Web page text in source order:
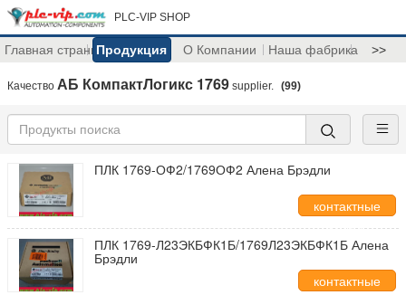
PLC-VIP SHOP
Главная страницаПродукция О Компании Наша фабрика >>
Качество АБ КомпактЛогикс 1769 supplier. (99)
ПЛК 1769-ОФ2/1769ОФ2 Алена Брэдли
контактные
данные
ПЛК 1769-Л23ЭКБФК1Б/1769Л23ЭКБФК1Б Алена
Брэдли
контактные